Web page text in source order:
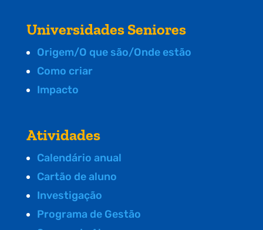
Universidades Seniores
Origem/O que são/Onde estão
Como criar
Impacto
Atividades
Calendário anual
Cartão de aluno
Investigação
Programa de Gestão